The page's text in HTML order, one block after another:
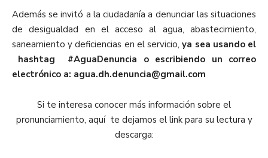
Además se invitó a la ciudadanía a denunciar las situaciones
de desigualdad en el acceso al agua, abastecimiento,
saneamiento y deficiencias en el servicio,ya sea usando el
hashtag #AguaDenuncia o escribiendo un correo
electrónico a: agua.dh.denuncia@gmail.com
Si te interesa conocer más información sobre el
pronunciamiento, aquí te dejamos el link para su lectura y
descarga: